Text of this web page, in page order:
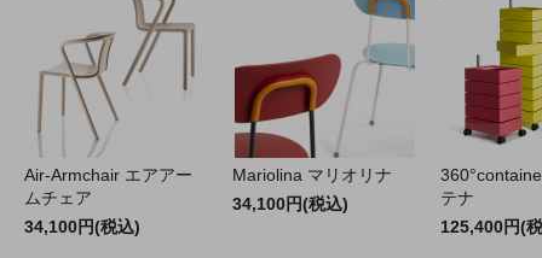
Air-Armchair エアアー
ムチェア
34,100円(税込)
Mariolina マリオリナ
34,100円(税込)
テナ
125,400円(